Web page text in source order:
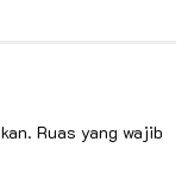
Ruas yang wajib